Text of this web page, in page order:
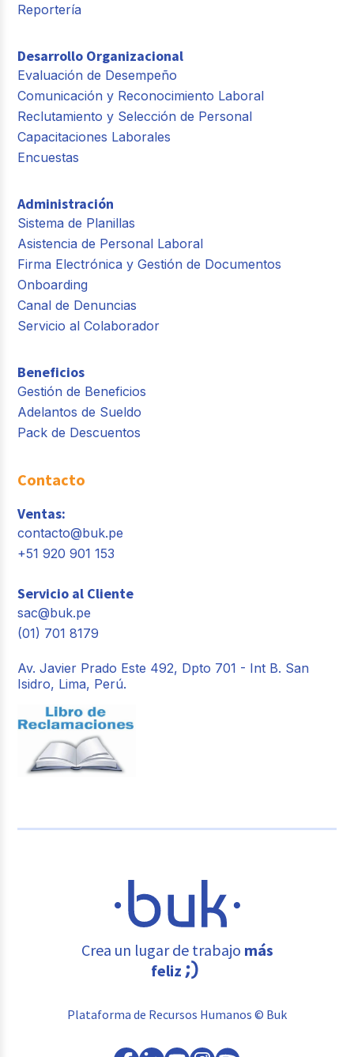
Reportería
Desarrollo Organizacional
Evaluación de Desempeño
Comunicación y Reconocimiento Laboral
Reclutamiento y Selección de Personal
Capacitaciones Laborales
Encuestas
Administración
Sistema de Planillas
Asistencia de Personal Laboral
Firma Electrónica y Gestión de Documentos
Onboarding
Canal de Denuncias
Servicio al Colaborador
Beneficios
Gestión de Beneficios
Adelantos de Sueldo
Pack de Descuentos
Contacto
Ventas:
contacto@buk.pe
+51 920 901 153
Servicio al Cliente
sac@buk.pe
(01) 701 8179
Av. Javier Prado Este 492, Dpto 701 - Int B. San
Isidro, Lima, Perú.
Crea un lugar de trabajo más
feliz
Plataforma de Recursos Humanos © Buk